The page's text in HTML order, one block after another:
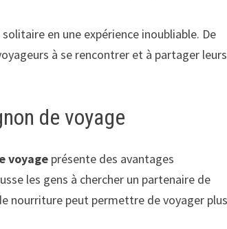
en une expérience inoubliable. De
à se rencontrer et à partager leurs
de voyage
voyage présente des avantages
les gens à chercher un partenaire de
nourriture peut permettre de voyager